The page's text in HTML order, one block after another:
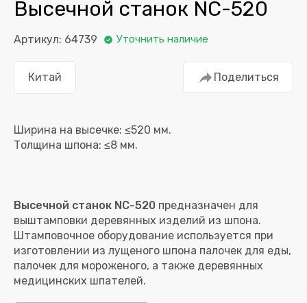
Высечной станок NC-520
Артикул: 64739 Уточнить наличие
Китай Поделиться
Ширина на высечке: ≤520 мм.
Высечной станок NC-520 предназначен для
выштамповки деревянных изделий из шпона.
Штамповочное оборудование используется при
изготовлении из лущеного шпона палочек для еды,
палочек для мороженого, а также деревянных